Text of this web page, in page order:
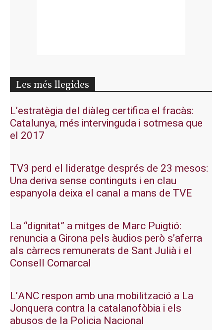
Les més llegides
L’estratègia del diàleg certifica el fracàs:
Catalunya, més intervinguda i sotmesa que
el 2017
TV3 perd el lideratge després de 23 mesos:
Una deriva sense continguts i en clau
espanyola deixa el canal a mans de TVE
La “dignitat” a mitges de Marc Puigtió:
renuncia a Girona pels àudios però s’aferra
als càrrecs remunerats de Sant Julià i el
Consell Comarcal
L’ANC respon amb una mobilització a La
Jonquera contra la catalanofòbia i els
abusos de la Policia Nacional